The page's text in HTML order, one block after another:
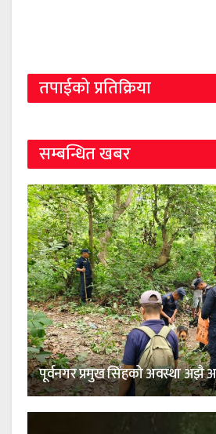
तपाईको प्रतिक्रिया
सम्बन्धित खबर
पूर्वनगर प्रमुख सिंहको अवस्था अझै